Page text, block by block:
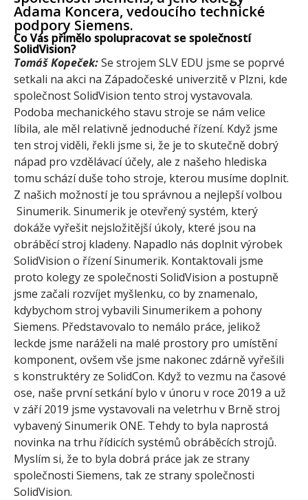
Adama Koncera, vedoucího technické
podpory Siemens.
Co Vás přimělo spolupracovat se společností
SolidVision?
Tomáš Kopeček:Se strojem SLV EDU jsme se poprvé
setkali na akci na Západočeské univerzitě v Plzni, kde
společnost SolidVision tento stroj vystavovala.
Podoba mechanického stavu stroje se nám velice
líbila, ale měl relativně jednoduché řízení. Když jsme
ten stroj viděli, řekli jsme si, že je to skutečně dobrý
nápad pro vzdělávací účely, ale z našeho hlediska
tomu schází duše toho stroje, kterou musíme doplnit.
Z našich možností je tou správnou a nejlepší volbou
Sinumerik. Sinumerik je otevřený systém, který
dokáže vyřešit nejsložitější úkoly, které jsou na
obráběcí stroj kladeny. Napadlo nás doplnit výrobek
SolidVision o řízení Sinumerik. Kontaktovali jsme
proto kolegy ze společnosti SolidVision a postupně
jsme začali rozvíjet myšlenku, co by znamenalo,
kdybychom stroj vybavili Sinumerikem a pohony
Siemens. Představovalo to nemálo práce, jelikož
leckde jsme naráželi na malé prostory pro umístění
komponent, ovšem vše jsme nakonec zdárně vyřešili
s konstruktéry ze SolidCon. Když to vezmu na časové
ose, naše první setkání bylo v únoru v roce 2019 a už
v září 2019 jsme vystavovali na veletrhu v Brně stroj
vybavený Sinumerik ONE. Tehdy to byla naprostá
novinka na trhu řídicích systémů obráběcích strojů.
Myslím si, že to byla dobrá práce jak ze strany
společnosti Siemens, tak ze strany společnosti
SolidVision.